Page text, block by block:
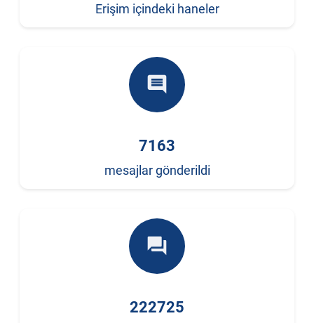
Erişim içindeki haneler
comment
7163
mesajlar gönderildi
forum
222725